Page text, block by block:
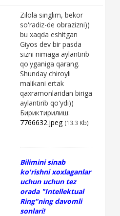
Zilola singlim, bekor
so'radiz-de obrazizni))
bu xaqda eshitgan
Giyos dev bir pasda
sizni nimaga aylantirib
qo'yganiga qarang.
Shunday chiroyli
malikani ertak
qaxramonlaridan biriga
aylantirib qo'ydi))
Бириктирилиш:
7766632.jpeg (13.3 Kb)
Bilimini sinab
ko'rishni xoxlaganlar
uchun uchun tez
orada "Intellektual
Ring"ning davomli
sonlari!